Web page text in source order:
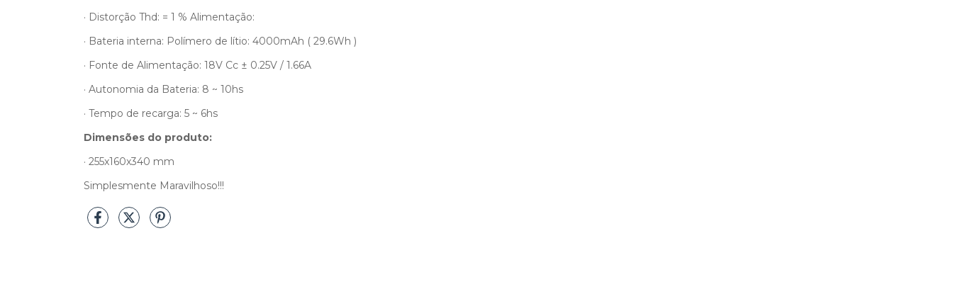
· Distorção Thd: = 1 % Alimentação:
· Bateria interna: Polímero de lítio: 4000mAh ( 29.6Wh )
· Fonte de Alimentação: 18V Cc ± 0.25V / 1.66A
· Autonomia da Bateria: 8 ~ 10hs
· Tempo de recarga: 5 ~ 6hs
Dimensões do produto:
· 255x160x340 mm
Simplesmente Maravilhoso!!!